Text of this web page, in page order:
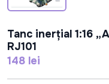
Tanc inerțial 1:16
RJ101
148 lei